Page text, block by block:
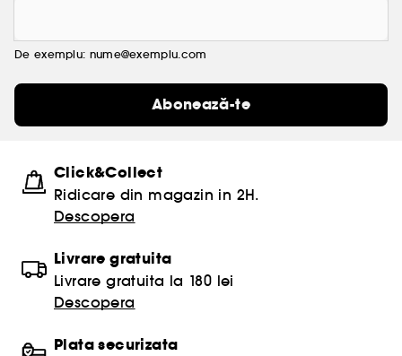
De exemplu: nume@exemplu.com
Abonează-te
Click&Collect
Ridicare din magazin in 2H.
Descopera
Livrare gratuita
Livrare gratuita la 180 lei
Descopera
Plata securizata